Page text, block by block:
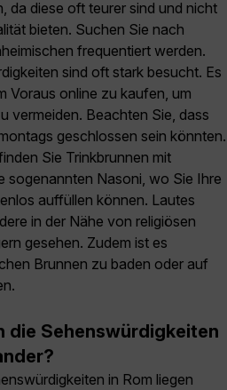
da diese oft teurer sind und nicht
bieten. Suchen Sie nach
frequentiert werden.
sind oft stark besucht. Es
Voraus online zu kaufen, um
vermeiden. Beachten Sie, dass
geschlossen sein könnten.
Sie Trinkbrunnen mit
sogenannten Nasoni, wo Sie Ihre
auffüllen können. Lautes
in der Nähe von religiösen
gesehen. Zudem ist es
Brunnen zu baden oder auf
die Sehenswürdigkeiten
in Rom liegen